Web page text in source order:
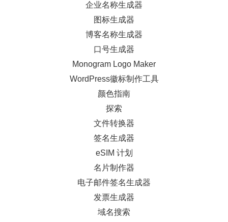
企业名称生成器
图标生成器
博客名称生成器
口号生成器
Monogram Logo Maker
WordPress徽标制作工具
颜色指南
探索
文件转换器
签名生成器
eSIM 计划
名片制作器
电子邮件签名生成器
发票生成器
域名搜索